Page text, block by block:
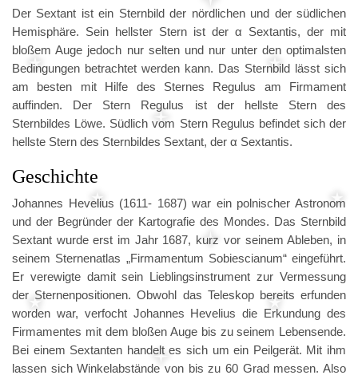
Der Sextant ist ein Sternbild der nördlichen und der südlichen
Hemisphäre. Sein hellster Stern ist der α Sextantis, der mit
bloßem Auge jedoch nur selten und nur unter den optimalsten
Bedingungen betrachtet werden kann. Das Sternbild lässt sich
am besten mit Hilfe des Sternes Regulus am Firmament
auffinden. Der Stern Regulus ist der hellste Stern des
Sternbildes Löwe. Südlich vom Stern Regulus befindet sich der
hellste Stern des Sternbildes Sextant, der α Sextantis.
Geschichte
Johannes Hevelius (1611- 1687) war ein polnischer Astronom
und der Begründer der Kartografie des Mondes. Das Sternbild
Sextant wurde erst im Jahr 1687, kurz vor seinem Ableben, in
seinem Sternenatlas „Firmamentum Sobiescianum“ eingeführt.
Er verewigte damit sein Lieblingsinstrument zur Vermessung
der Sternenpositionen. Obwohl das Teleskop bereits erfunden
worden war, verfocht Johannes Hevelius die Erkundung des
Firmamentes mit dem bloßen Auge bis zu seinem Lebensende.
Bei einem Sextanten handelt es sich um ein Peilgerät. Mit ihm
lassen sich Winkelabstände von bis zu 60 Grad messen. Also